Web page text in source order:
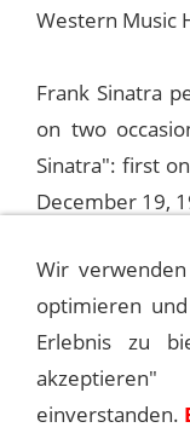
Western Music
Frank Sinatra
on two
Sinatra": first
December 19,
In 2015, the
1946, was
"Frank Sinatra:
© Andreas
Wir
optimieren
Erlebnis zu
einverstanden.